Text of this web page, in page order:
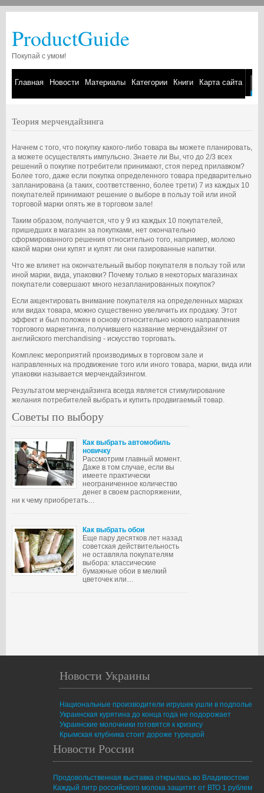
ProductGuide
Покупай с умом!
Главная Новости Материалы Категории Книги Карта сайта
Теория мерчендайзинга
Начнем с того, что покупку какого-либо товара вы можете планировать,
а можете осуществлять импульсно. Знаете ли Вы, что до 2/3 всех
решений о покупке потребители принимают, стоя перед прилавком?
Более того, даже если покупка определенного товара предварительно
запланирована (а таких, соответственно, более трети) 7 из каждых 10
покупателей принимают решение о выборе в пользу той или иной
торговой марки опять же в торговом зале!
Таким образом, получается, что у 9 из каждых 10 покупателей,
пришедших в магазин за покупками, нет окончательно
сформированного решения относительно того, например, молоко
какой марки они купят и купят ли они газированные напитки.
Что же влияет на окончательный выбор покупателя в пользу той или
иной марки, вида, упаковки? Почему только в некоторых магазинах
покупатели совершают много незапланированных покупок?
Если акцентировать внимание покупателя на определенных марках
или видах товара, можно существенно увеличить их продажу. Этот
эффект и был положен в основу относительно нового направления
торгового маркетинга, получившего название мерчендайзинг от
английского merchandising - искусство торговать.
Комплекс мероприятий производимых в торговом зале и
направленных на продвижение того или иного товара, марки, вида или
упаковки называется мерчендайзингом.
Результатом мерчендайзинга всегда является стимулирование
желания потребителей выбрать и купить продвигаемый товар.
Советы по выбору
Как выбрать автомобиль
новичку
Рассмотрим главный момент.
Даже в том случае, если вы
имеете практически
неограниченное количество
денег в своем распоряжении,
ни к чему приобретать…
Как выбрать обои
Еще пару десятков лет назад
советская действительность
не оставляла покупателям
выбора: классические
бумажные обои в мелкий
цветочек или…
Новости Украины
Национальные производители игрушек ушли в подполье
Украинская курятина до конца года не подорожает
Украинские молочники готовятся к кризису
Крымская клубника стоит дороже турецкой
Новости России
Продовольственная выставка открылась во Владивостоке
Каждый литр российского молока защитят от ВТО 1 рублем